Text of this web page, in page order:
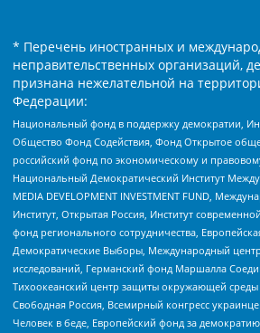
* Перечень иностранных и
неправительственных организаций,
признана нежелательной на
Федерации:
Национальный фонд в поддержку демократии,
Общество Фонд Содействия, Фонд Открытое
российский фонд по экономическому и
Национальный Демократический Институт
MEDIA DEVELOPMENT INVESTMENT FUND,
Институт, Открытая Россия, Институт
фонд регионального сотрудничества,
Демократические Выборы, Международный
исследований, Германский фонд Маршалла
Тихоокеанский центр защиты окружающей
Свободная Россия, Всемирный конгресс
Человек в беде, Европейский фонд за